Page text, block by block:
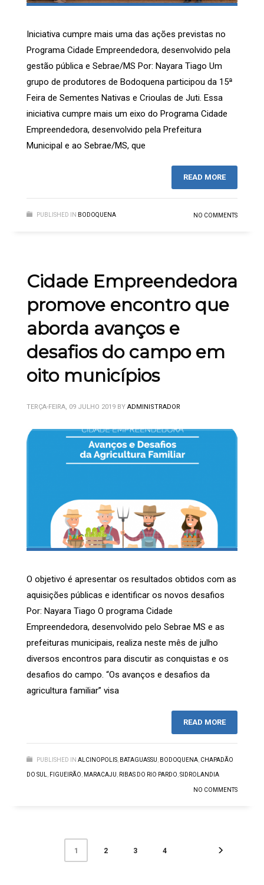
Iniciativa cumpre mais uma das ações previstas no
Programa Cidade Empreendedora, desenvolvido pela
gestão pública e Sebrae/MS Por: Nayara Tiago Um
grupo de produtores de Bodoquena participou da 15ª
Feira de Sementes Nativas e Crioulas de Juti. Essa
iniciativa cumpre mais um eixo do Programa Cidade
Empreendedora, desenvolvido pela Prefeitura
Municipal e ao Sebrae/MS, que
READ MORE
PUBLISHED IN BODOQUENA NO COMMENTS
Cidade Empreendedora
promove encontro que
aborda avanços e
desafios do campo em
oito municípios
TERÇA-FEIRA, 09 JULHO 2019 BY ADMINISTRADOR
O objetivo é apresentar os resultados obtidos com as
aquisições públicas e identificar os novos desafios
Por: Nayara Tiago O programa Cidade
Empreendedora, desenvolvido pelo Sebrae MS e as
prefeituras municipais, realiza neste mês de julho
diversos encontros para discutir as conquistas e os
desafios do campo. “Os avanços e desafios da
agricultura familiar” visa
READ MORE
PUBLISHED IN ALCINOPOLIS BATAGUASSU BODOQUENA CHAPADÃO
DO SUL FIGUEIRÃO MARACAJU RIBAS DO RIO PARDO SIDROLANDIA
NO COMMENTS
1 2 3 4